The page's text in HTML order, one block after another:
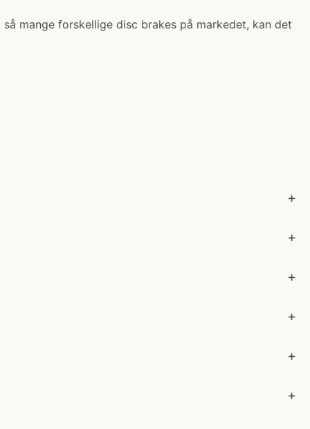
mange forskellige disc brakes på markedet, kan det